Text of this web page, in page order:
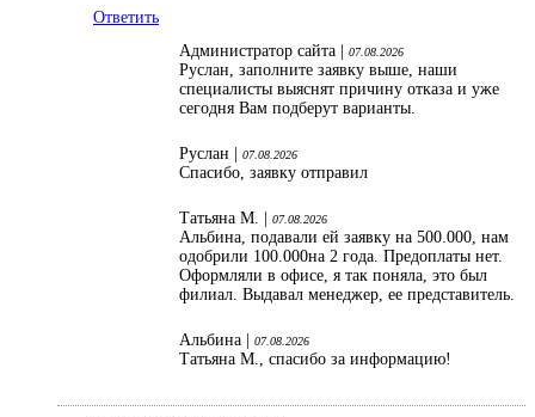
Ответить
Администратор сайта |
07.08.2026
Руслан, заполните заявку выше, наши
специалисты выяснят причину отказа и уже
сегодня Вам подберут варианты.
Руслан | 07.08.2026
Спасибо, заявку отправил
Татьяна М. | 07.08.2026
Альбина, подавали ей заявку на 500.000, нам
одобрили 100.000на 2 года. Предоплаты нет.
Оформляли в офисе, я так поняла, это был
филиал. Выдавал менеджер, ее представитель.
Альбина | 07.08.2026
Татьяна М., спасибо за информацию!